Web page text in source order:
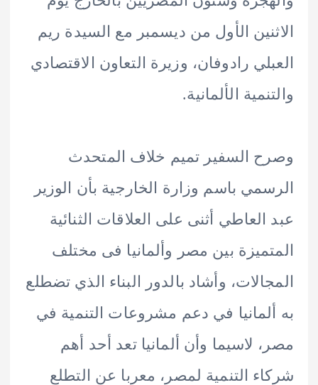
الأول من ديسمبر مع السيدة ريم
رادوفان، وزيرة التعاون الاقتصادي
الألمانية.
السفير تميم خلاف المتحدث
باسم وزارة الخارجية بأن الوزير
أثنى على العلاقات الثنائية
بين مصر وألمانيا فى مختلف
وأشاد بالدور البناء الذي تضطلع
في دعم مشروعات التنمية في
لاسيما وأن ألمانيا تعد أحد أهم
التنمية لمصر، معربا عن التطلع